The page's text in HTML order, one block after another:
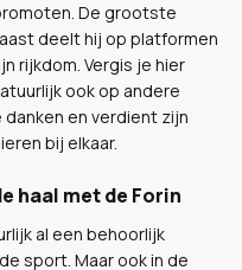
De grootste
deelt hij op platformen
rijkdom. Vergis je hier
ook op andere
en verdient zijn
bij elkaar.
haal met de Forin
al een behoorlijk
sport. Maar ook in de